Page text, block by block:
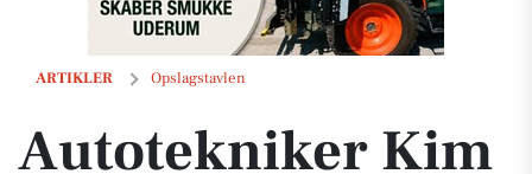
ARTIKLER Opslagstavlen
Autotekniker Kim Skytthe udfører komplet motorskift på Audi SQ5
Autotekniker Kim